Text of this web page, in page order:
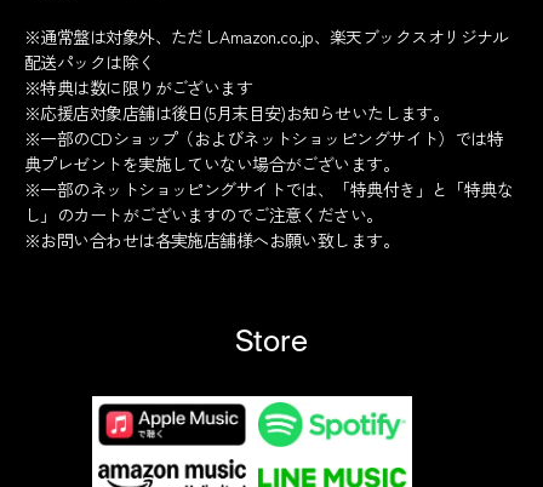
※通常盤は対象外、ただしAmazon.co.jp、楽天ブックスオリジナル
配送パックは除く
※特典は数に限りがございます
※応援店対象店舗は後日(5月末目安)お知らせいたします。
※一部のCDショップ（およびネットショッピングサイト）では特
典プレゼントを実施していない場合がございます。
※一部のネットショッピングサイトでは、「特典付き」と「特典な
し」のカートがございますのでご注意ください。
※お問い合わせは各実施店舗様へお願い致します。
Store